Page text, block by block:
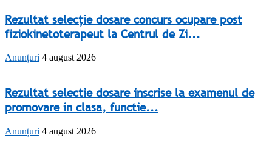
Rezultat selecție dosare concurs ocupare post
fiziokinetoterapeut la Centrul de Zi...
Anunțuri 4 august 2026
Rezultat selectie dosare inscrise la examenul de
promovare in clasa, functie...
Anunțuri 4 august 2026